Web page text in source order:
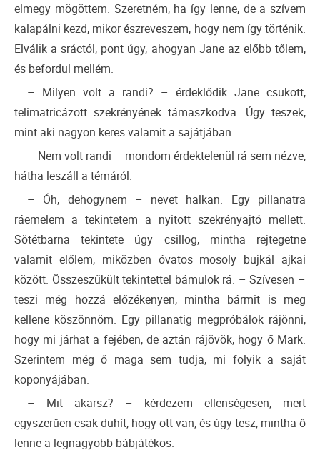
elmegy mögöttem. Szeretném, ha így lenne, de a szívem
kalapálni kezd, mikor észreveszem, hogy nem így történik.
Elválik a sráctól, pont úgy, ahogyan Jane az előbb tőlem,
és befordul mellém.
– Milyen volt a randi? – érdeklődik Jane csukott,
telimatricázott szekrényének támaszkodva. Úgy teszek,
mint aki nagyon keres valamit a sajátjában.
– Nem volt randi – mondom érdektelenül rá sem nézve,
hátha leszáll a témáról.
– Óh, dehogynem – nevet halkan. Egy pillanatra
ráemelem a tekintetem a nyitott szekrényajtó mellett.
Sötétbarna tekintete úgy csillog, mintha rejtegetne
valamit előlem, miközben óvatos mosoly bujkál ajkai
között. Összeszűkült tekintettel bámulok rá. – Szívesen –
teszi még hozzá előzékenyen, mintha bármit is meg
kellene köszönnöm. Egy pillanatig megpróbálok rájönni,
hogy mi járhat a fejében, de aztán rájövök, hogy ő Mark.
Szerintem még ő maga sem tudja, mi folyik a saját
koponyájában.
– Mit akarsz? – kérdezem ellenségesen, mert
egyszerűen csak dühít, hogy ott van, és úgy tesz, mintha ő
lenne a legnagyobb bábjátékos.